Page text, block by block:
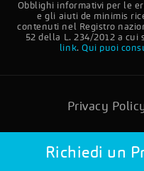
Obblighi informativi per le
e gli aiuti de minimis
contenuti nel Registro
52 della L. 234/2012 a
link.Qui puoi
Privacy
Richiedi un